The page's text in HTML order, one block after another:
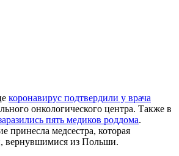
коронавирус подтвердили у врача
онкологического центра. Также в
пять медиков роддома.
принесла медсестра, которая
вернувшимися из Польши.